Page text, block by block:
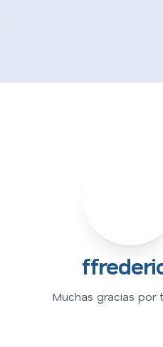
Muchas gracias por